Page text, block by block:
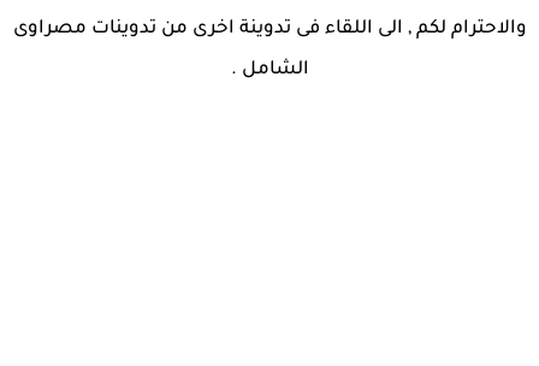
والاحترام لكم , الى اللقاء فى تدوينة اخرى من تدوينات مصراوى
الشامل .